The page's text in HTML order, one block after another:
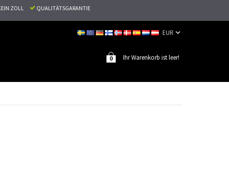
ZOLL QUALITÄTSGARANTIE
Ihr Warenkorb ist leer!
0